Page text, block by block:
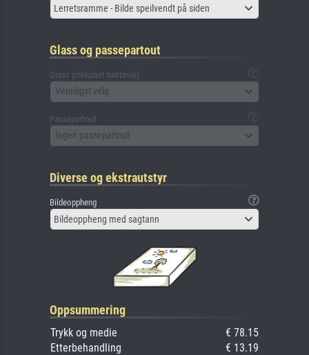
Lerretsramme - Bilde speilvendt på siden
Glass og passepartout
Glass (inkludert baktavle)
Vennligst velg
Passepartout
Ingen passepartout
Diverse og ekstrautstyr
Bildeoppheng
Bildeoppheng med sagtann
Oppsummering
Trykk og medie
€ 78.15
Etterbehandling
€ 13.19